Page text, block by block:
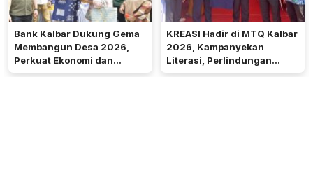
Bank Kalbar Dukung Gema
Membangun Desa 2026,
Perkuat Ekonomi dan
Kemandirian Desa di Kalbar
KREASI Hadir di MTQ Kalbar
2026, Kampanyekan
Literasi, Perlindungan
Anak, dan Wajib Belajar 13